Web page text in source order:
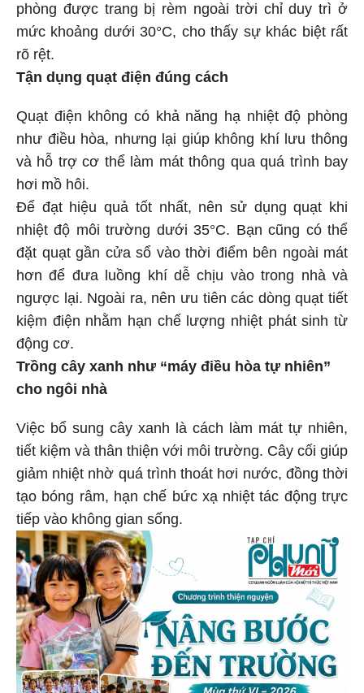
phòng được trang bị rèm ngoài trời chỉ duy trì ở
mức khoảng dưới 30°C, cho thấy sự khác biệt rất
rõ rệt.
Tận dụng quạt điện đúng cách
Quạt điện không có khả năng hạ nhiệt độ phòng
như điều hòa, nhưng lại giúp không khí lưu thông
và hỗ trợ cơ thể làm mát thông qua quá trình bay
hơi mồ hôi.
Để đạt hiệu quả tốt nhất, nên sử dụng quạt khi
nhiệt độ môi trường dưới 35°C. Bạn cũng có thể
đặt quạt gần cửa sổ vào thời điểm bên ngoài mát
hơn để đưa luồng khí dễ chịu vào trong nhà và
ngược lại. Ngoài ra, nên ưu tiên các dòng quạt tiết
kiệm điện nhằm hạn chế lượng nhiệt phát sinh từ
động cơ.
Trồng cây xanh như “máy điều hòa tự nhiên”
cho ngôi nhà
Việc bổ sung cây xanh là cách làm mát tự nhiên,
tiết kiệm và thân thiện với môi trường. Cây cối giúp
giảm nhiệt nhờ quá trình thoát hơi nước, đồng thời
tạo bóng râm, hạn chế bức xạ nhiệt tác động trực
tiếp vào không gian sống.